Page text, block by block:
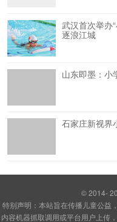
武汉首次举办
逐浪江城
山东即墨：小
石家庄新视界
© 2014-
特别声明：本站旨在传播儿童公益
内容机器抓取调用或平台用户上传